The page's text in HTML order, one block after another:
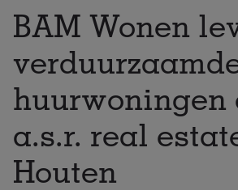
BAM Wonen
huurwoningen
a.s.r. real
Houten